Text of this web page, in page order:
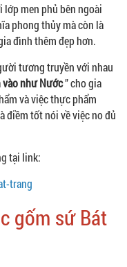
lớp men phủ bên ngoài
phong thủy mà còn là
đình thêm đẹp hơn.
tương truyền với nhau
vào như Nước” cho gia
và việc thực phẩm
điềm tốt nói về việc no đủ
tại link:
trang
gốm sứ Bát